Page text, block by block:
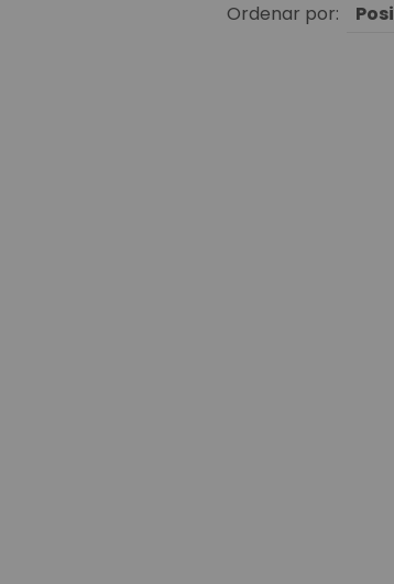
Ordenar por